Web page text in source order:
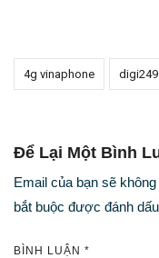
4g vinaphone
Để Lại Một Bình
Email của bạn sẽ
bắt buộc được đánh dấu
BÌNH LUẬN *